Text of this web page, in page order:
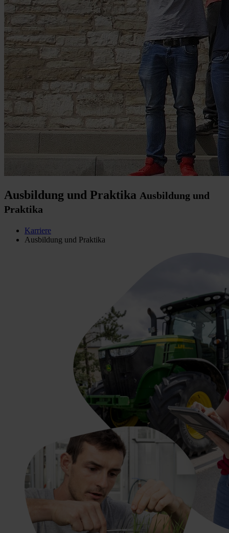
Ausbildung und Praktika Ausbildung und
Praktika
Karriere
Ausbildung und Praktika